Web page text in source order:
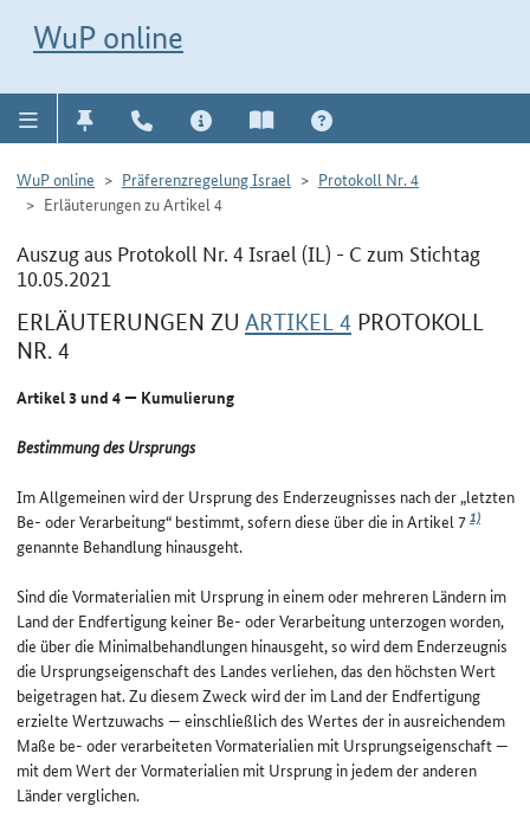
WuP online
WuP online Präferenzregelung Israel
Protokoll Nr. 4
Erläuterungen zu Artikel 4
Auszug aus Protokoll Nr. 4 Israel (IL) - C zum Stichtag
10.05.2021
ERLÄUTERUNGEN ZU ARTIKEL 4 PROTOKOLL
NR. 4
Artikel 3 und 4 — Kumulierung
Bestimmung des Ursprungs
Im Allgemeinen wird der Ursprung des Enderzeugnisses nach der „letzten
Be- oder Verarbeitung“ bestimmt, sofern diese über die in Artikel 71)
genannte Behandlung hinausgeht.
Sind die Vormaterialien mit Ursprung in einem oder mehreren Ländern im
Land der Endfertigung keiner Be- oder Verarbeitung unterzogen worden,
die über die Minimalbehandlungen hinausgeht, so wird dem Enderzeugnis
die Ursprungseigenschaft des Landes verliehen, das den höchsten Wert
beigetragen hat. Zu diesem Zweck wird der im Land der Endfertigung
erzielte Wertzuwachs — einschließlich des Wertes der in ausreichendem
Maße be- oder verarbeiteten Vormaterialien mit Ursprungseigenschaft —
mit dem Wert der Vormaterialien mit Ursprung in jedem der anderen
Länder verglichen.